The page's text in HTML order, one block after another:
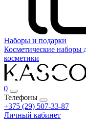
Наборы и подарки
Косметические наборы
косметики
0
Телефоны
+375 (29) 507-33-87
Личный кабинет